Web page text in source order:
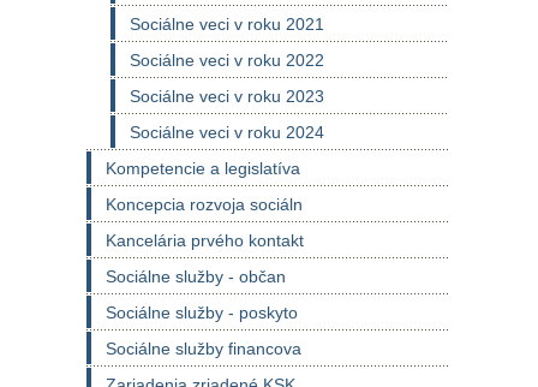
Sociálne veci v roku 2021
Sociálne veci v roku 2022
Sociálne veci v roku 2023
Sociálne veci v roku 2024
Kompetencie a legislatíva
Koncepcia rozvoja sociáln
Kancelária prvého kontakt
Sociálne služby - občan
Sociálne služby - poskyto
Sociálne služby financova